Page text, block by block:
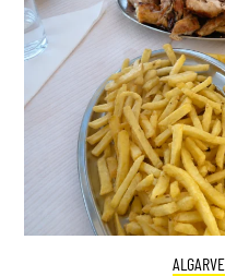
ALGARVE